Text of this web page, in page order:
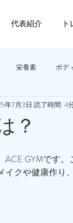
代表紹介
栄養素 ボデ
？
年7月3日 読了時間: 4
ACE GYMです
イクや健康作り